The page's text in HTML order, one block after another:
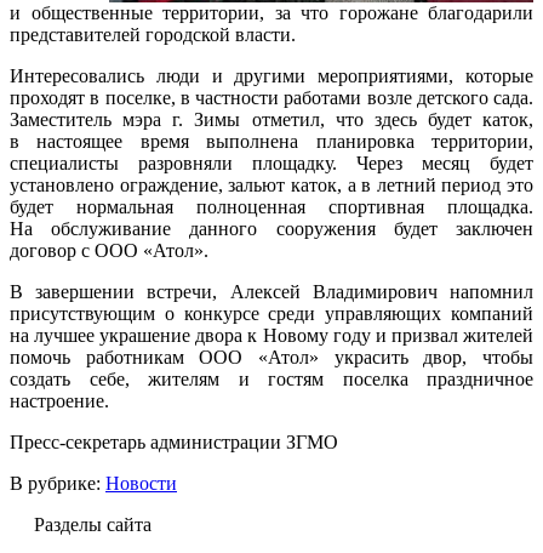
и общественные территории, за что горожане благодарили
представителей городской власти.
Интересовались люди и другими мероприятиями, которые
проходят в поселке, в частности работами возле детского сада.
Заместитель мэра г. Зимы отметил, что здесь будет каток,
в настоящее время выполнена планировка территории,
специалисты разровняли площадку. Через месяц будет
установлено ограждение, зальют каток, а в летний период это
будет нормальная полноценная спортивная площадка.
На обслуживание данного сооружения будет заключен
договор с ООО «Атол».
В завершении встречи, Алексей Владимирович напомнил
присутствующим о конкурсе среди управляющих компаний
на лучшее украшение двора к Новому году и призвал жителей
помочь работникам ООО «Атол» украсить двор, чтобы
создать себе, жителям и гостям поселка праздничное
настроение.
Пресс-секретарь администрации ЗГМО
В рубрике: Новости
Разделы сайта